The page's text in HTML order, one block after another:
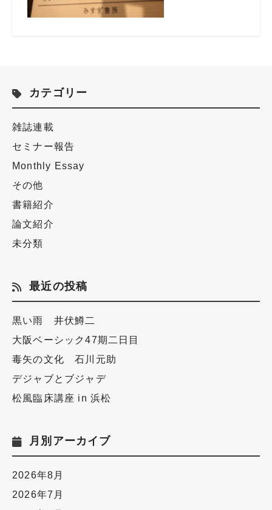
カテゴリー
雑誌連載
セミナー報告
Monthly Essay
その他
書籍紹介
論文紹介
未分類
最近の投稿
黒い雨 井伏鱒二
大阪ベーシック47期二日目
毒矢の文化 石川元助
デジャブとブジャデ
松風臨床講座 in 浜松
月別アーカイブ
2026年8月
2026年7月